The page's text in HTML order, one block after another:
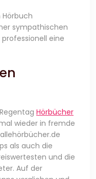
sympathischen
eine
Hörbücher
wieder in fremde
als auch die
und die
Auf der